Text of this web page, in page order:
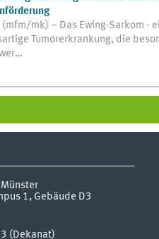
mk) – Das Ewing-Sarkom -
Tumorerkrankung, die
1, Gebäude D3
(Dekanat)